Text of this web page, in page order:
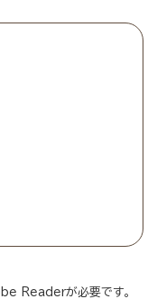
Readerが必要です。